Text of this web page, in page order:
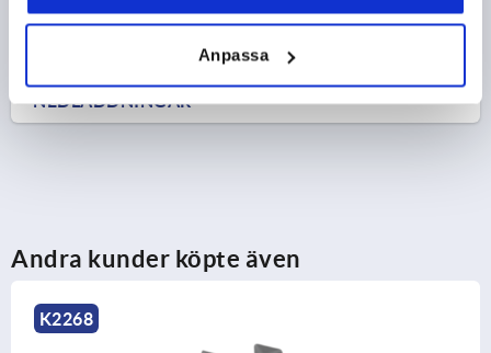
Anpassa
2) Plåttjocklek max. 2,5 mm
3) Låssystem med 1 punkt
4) Låssystem med 3 punkter
K2279
NEDLADDNINGAR
Andra kunder köpte även
K2268